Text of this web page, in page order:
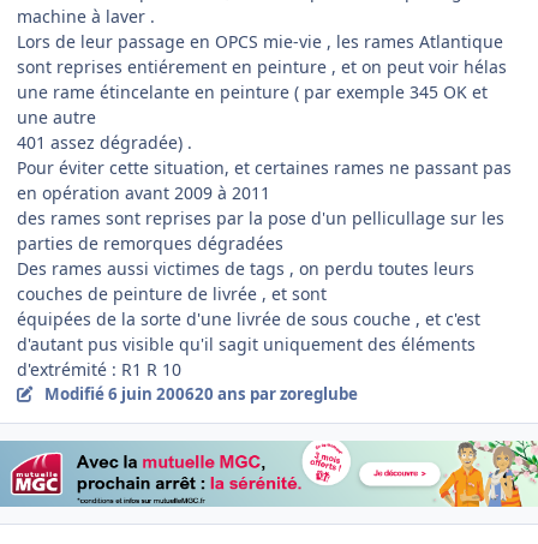
machine à laver .
Lors de leur passage en OPCS mie-vie , les rames Atlantique
sont reprises entiérement en peinture , et on peut voir hélas
une rame étincelante en peinture ( par exemple 345 OK et
une autre
401 assez dégradée) .
Pour éviter cette situation, et certaines rames ne passant pas
en opération avant 2009 à 2011
des rames sont reprises par la pose d'un pellicullage sur les
parties de remorques dégradées
Des rames aussi victimes de tags , on perdu toutes leurs
couches de peinture de livrée , et sont
équipées de la sorte d'une livrée de sous couche , et c'est
d'autant pus visible qu'il sagit uniquement des éléments
d'extrémité : R1 R 10
Modifié6 juin 200620 ans par zoreglube